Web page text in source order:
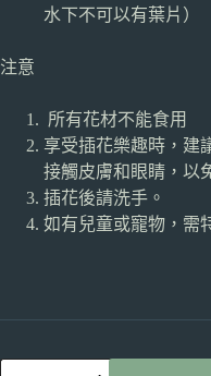
水下不可以有葉片）
注意
所有花材不能食用
享受插花樂趣時，建
接觸皮膚和眼睛，以
插花後請洗手。
如有兒童或寵物，需